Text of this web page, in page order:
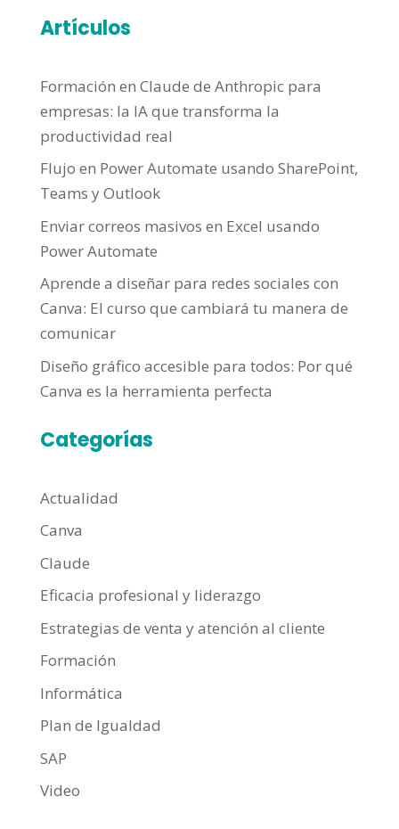
Artículos
Formación en Claude de Anthropic para
empresas: la IA que transforma la
productividad real
Flujo en Power Automate usando SharePoint,
Teams y Outlook
Enviar correos masivos en Excel usando
Power Automate
Aprende a diseñar para redes sociales con
Canva: El curso que cambiará tu manera de
comunicar
Diseño gráfico accesible para todos: Por qué
Canva es la herramienta perfecta
Categorías
Actualidad
Canva
Claude
Eficacia profesional y liderazgo
Estrategias de venta y atención al cliente
Formación
Informática
Plan de Igualdad
SAP
Video